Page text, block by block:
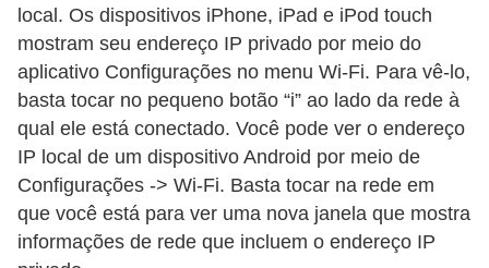
local. Os dispositivos iPhone, iPad e iPod touch
mostram seu endereço IP privado por meio do
aplicativo Configurações no menu Wi-Fi. Para vê-lo,
basta tocar no pequeno botão “i” ao lado da rede à
qual ele está conectado. Você pode ver o endereço
IP local de um dispositivo Android por meio de
Configurações -> Wi-Fi. Basta tocar na rede em
que você está para ver uma nova janela que mostra
informações de rede que incluem o endereço IP
o
s
e
T
V